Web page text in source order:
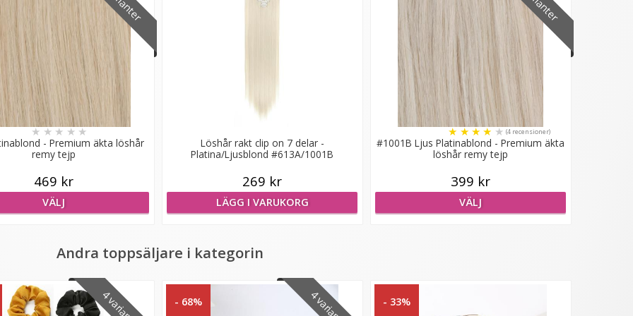
- Premium äkta löshår
remy tejp
★★★★★
469 kr
VÄLJ
Löshår rakt clip on 7 delar -
Platina/Ljusblond #613A/1001B
269 kr
LÄGG I VARUKORG
#1001B Ljus Platinablond - Premium äkta
löshår remy tejp
★★★★★ (4 recensioner)
399 kr
VÄLJ
Andra toppsäljare i kategorin
- 68% - 33%